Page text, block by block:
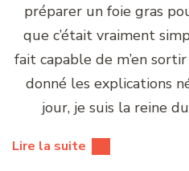
préparer un foie gras
que c’était vraiment
fait capable de m’en
donné les explications
jour, je suis la reine
Lire la suite